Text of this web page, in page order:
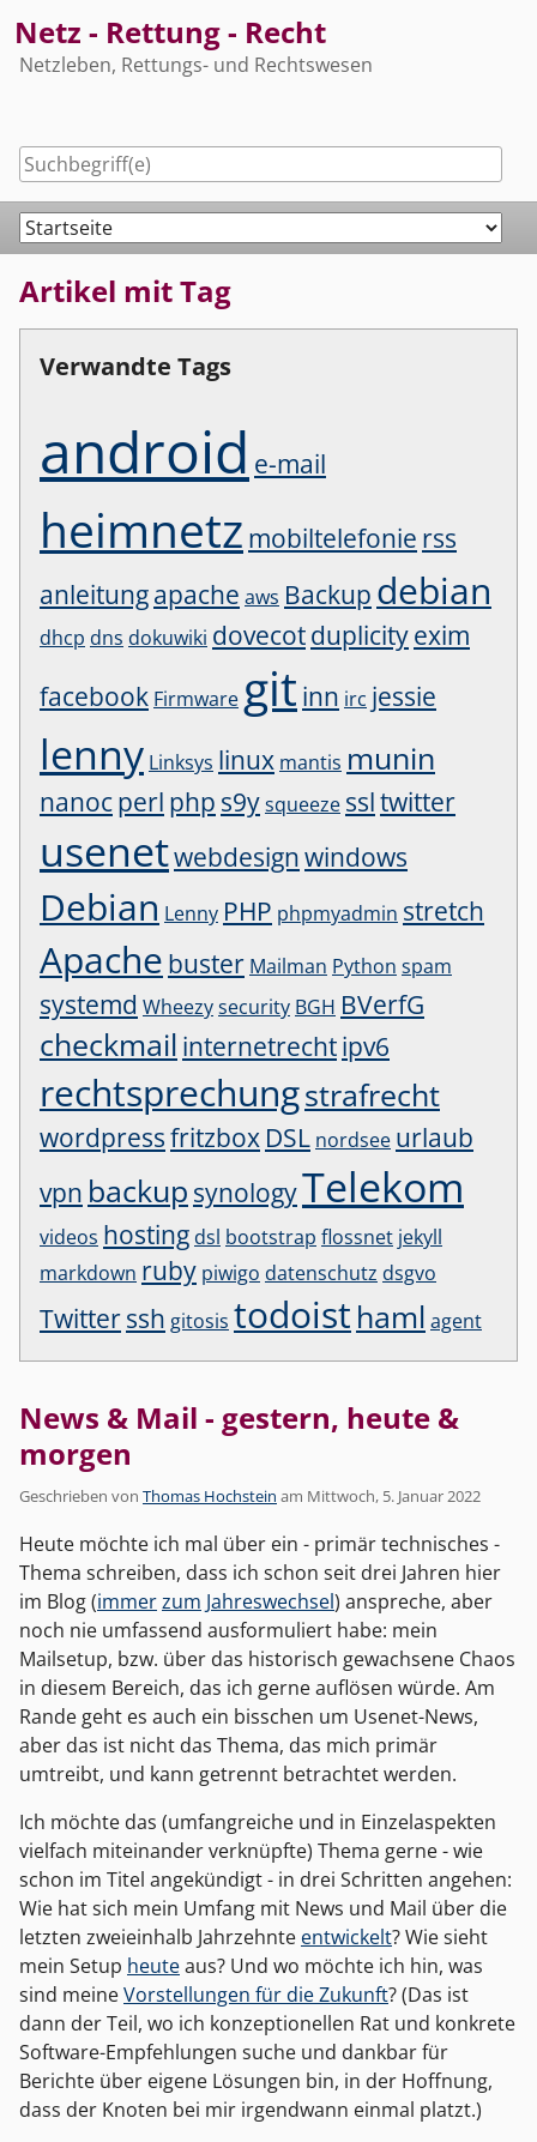
to
content
Netz - Rettung - Recht
Netzleben, Rettungs- und Rechtswesen
Navigation
Artikel mit Tag
Verwandte Tags
android e-mail
heimnetz mobiltelefonie rss
anleitungapache aws Backup debian
dhcp dns dokuwiki dovecotduplicityexim
facebook Firmware git inn irc jessie
lenny Linksys linux mantis munin
nanocperl php s9ysqueeze ssltwitter
usenetwebdesignwindows
Debian Lenny PHP phpmyadmin stretch
Apache buster Mailman Python spam
systemd Wheezysecurity BGH BVerfG
checkmail internetrechtipv6
rechtsprechungstrafrecht
wordpressfritzbox DSL nordsee urlaub
vpn backup synologyTelekom
videos hosting dsl bootstrap flossnet jekyll
markdown ruby piwigo datenschutz dsgvo
Twitterssh gitosis todoist haml agent
News & Mail - gestern, heute &
morgen
Geschrieben von Thomas Hochstein am Mittwoch, 5. Januar 2022
Heute möchte ich mal über ein - primär technisches -
Thema schreiben, dass ich schon seit drei Jahren hier
im Blog (immerzum Jahreswechsel) anspreche, aber
noch nie umfassend ausformuliert habe: mein
Mailsetup, bzw. über das historisch gewachsene Chaos
in diesem Bereich, das ich gerne auflösen würde. Am
Rande geht es auch ein bisschen um Usenet-News,
aber das ist nicht das Thema, das mich primär
umtreibt, und kann getrennt betrachtet werden.
Ich möchte das (umfangreiche und in Einzelaspekten
vielfach miteinander verknüpfte) Thema gerne - wie
schon im Titel angekündigt - in drei Schritten angehen:
Wie hat sich mein Umfang mit News und Mail über die
letzten zweieinhalb Jahrzehnte entwickelt? Wie sieht
mein Setup heuteaus? Und wo möchte ich hin, was
sind meineVorstellungen für die Zukunft? (Das ist
dann der Teil, wo ich konzeptionellen Rat und konkrete
Software-Empfehlungen suche und dankbar für
Berichte über eigene Lösungen bin, in der Hoffnung,
dass der Knoten bei mir irgendwann einmal platzt.)